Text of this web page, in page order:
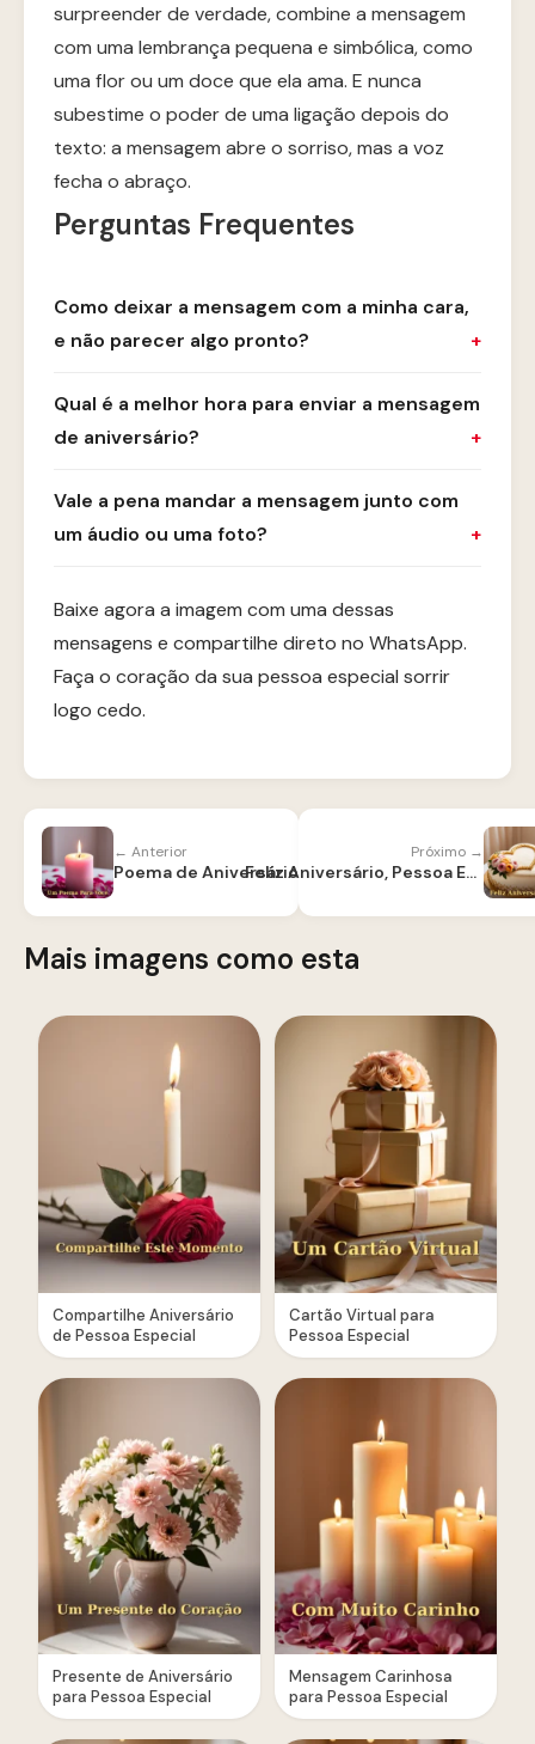
surpreender de verdade, combine a mensagem
com uma lembrança pequena e simbólica, como
uma flor ou um doce que ela ama. E nunca
subestime o poder de uma ligação depois do
texto: a mensagem abre o sorriso, mas a voz
fecha o abraço.
Perguntas Frequentes
Como deixar a mensagem com a minha cara,
e não parecer algo pronto?
Qual é a melhor hora para enviar a mensagem
de aniversário?
Vale a pena mandar a mensagem junto com
um áudio ou uma foto?
Baixe agora a imagem com uma dessas
mensagens e compartilhe direto no WhatsApp.
Faça o coração da sua pessoa especial sorrir
logo cedo.
← Anterior
Poema de Aniversário para Filha
Próximo →
Feliz Aniversário, Pessoa Especial
Mais imagens como esta
Compartilhe Aniversário
de Pessoa Especial
Presente de Aniversário
para Pessoa Especial
Cartão Virtual para
Pessoa Especial
Mensagem Carinhosa
para Pessoa Especial